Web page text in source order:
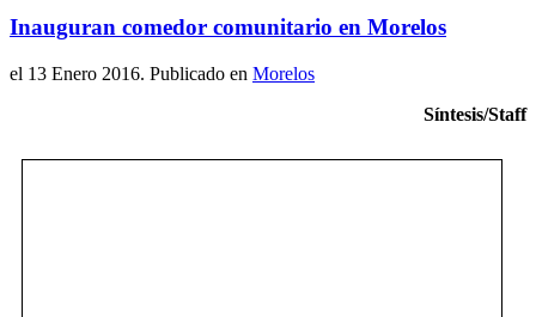
Inauguran comedor comunitario en Morelos
el 13 Enero 2016. Publicado en Morelos
Síntesis/Staff